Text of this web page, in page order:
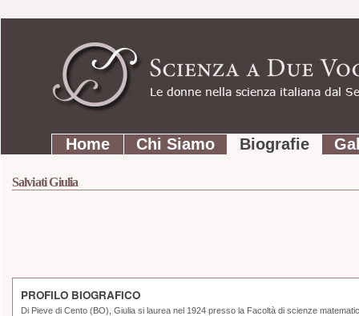
contenuti.
Strumenti
personali
SezioniHome Chi Siamo Biografie
Salviati Giulia
PROFILO BIOGRAFICO
Di Pieve di Cento (BO), Giulia si laurea nel 1924 presso la Facoltà di scienze